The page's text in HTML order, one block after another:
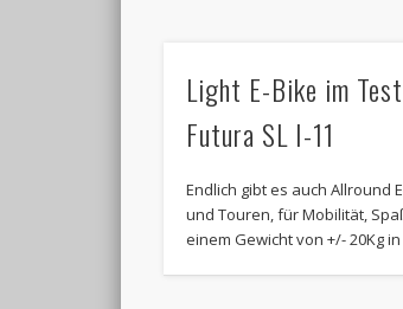
Light E-Bike im
Futura SL I-11
Endlich gibt es auch Allround
und Touren, für Mobilität,
einem Gewicht von +/- 20Kg